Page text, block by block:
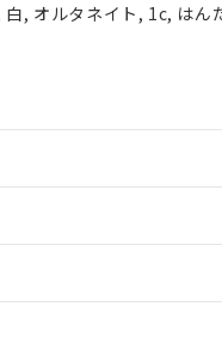
, オルタネイト, 1c, はん